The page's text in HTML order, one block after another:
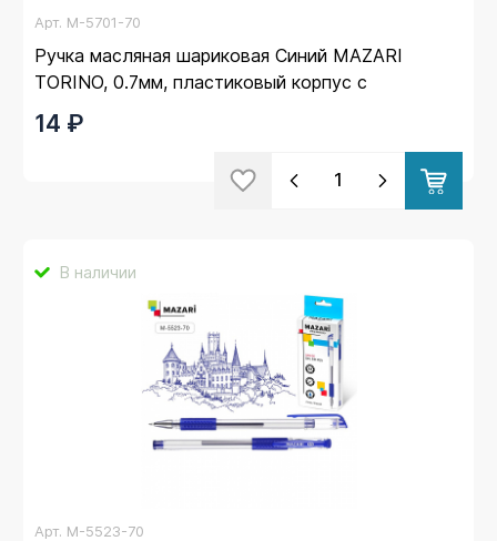
Арт. M-5701-70
Ручка масляная шариковая Синий MAZARI
TORINO, 0.7мм, пластиковый корпус с
14 ₽
В наличии
Арт. M-5523-70